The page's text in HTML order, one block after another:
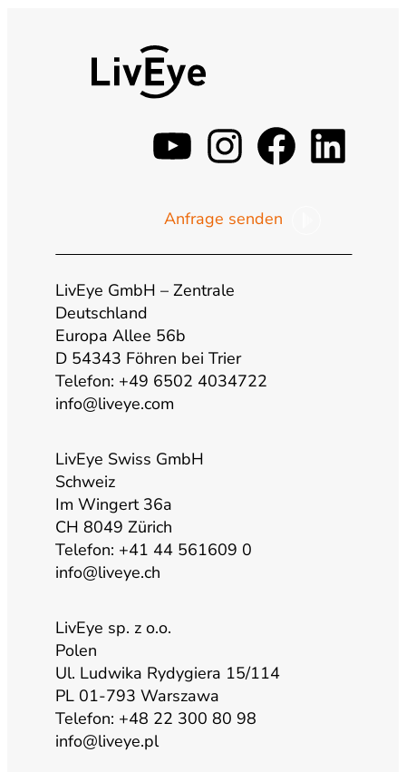
y
u
t
u
b
e
n
s
g
m
c
n
Anfrage senden
LivEye GmbH – Zentrale
Deutschland
Europa Allee 56b
D 54343 Föhren bei Trier
Telefon: +49 6502 4034722
info@liveye.com
LivEye Swiss GmbH
Schweiz
Im Wingert 36a
CH 8049 Zürich
Telefon: +41 44 561609 0
info@liveye.ch
LivEye sp. z o.o.
Polen
Ul. Ludwika Rydygiera 15/114
PL 01-793 Warszawa
Telefon: +48 22 300 80 98
info@liveye.pl